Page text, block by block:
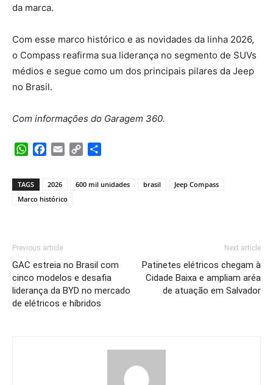
da marca.
Com esse marco histórico e as novidades da linha 2026,
o Compass reafirma sua liderança no segmento de SUVs
médios e segue como um dos principais pilares da Jeep
no Brasil.
Com informações do Garagem 360.
WhatsApp
Facebook
Email Copy
TAGS 2026 600 mil unidades brasil
Jeep Compass
Marco histórico
Previous article
GAC estreia no Brasil com
cinco modelos e desafia
liderança da BYD no mercado
de elétricos e híbridos
Next article
Patinetes elétricos chegam à
Cidade Baixa e ampliam aréa
de atuação em Salvador